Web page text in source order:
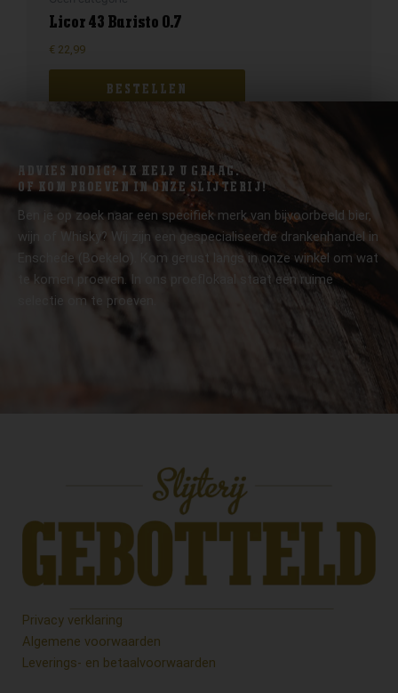
Licor 43 Baristo 0.7
€ 22,99
BESTELLEN
ADVIES NODIG? IK HELP U GRAAG.
OF KOM PROEVEN IN ONZE SLIJTERIJ!
Ben je op zoek naar een specifiek merk van bijvoorbeeld bier,
wijn of Whisky? Wij zijn een gespecialiseerde drankenhandel in
Enschede (Boekelo). Kom gerust langs in onze winkel om wat
te komen proeven. In ons proeflokaal staat een ruime
selectie om te proeven.
Privacy verklaring
Algemene voorwaarden
Leverings- en betaalvoorwaarden